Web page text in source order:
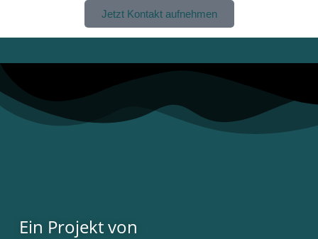
Jetzt Kontakt aufnehmen
Ein Projekt von